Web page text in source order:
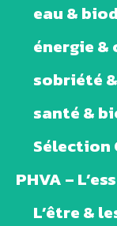
eau &
énergie &
sobriété
santé &
Sélection
PHVA –
L’être &